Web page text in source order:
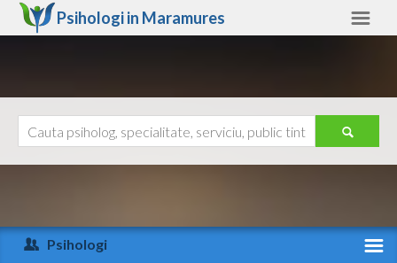
Psihologi in Maramures
Arad
Ajutor
Psihologi